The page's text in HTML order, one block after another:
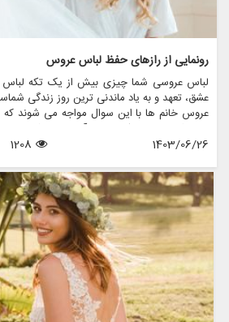
رونمایی از رازهای حفظ لباس عروس
لباس عروسی شما چیزی بیش از یک تکه لباس
عشق، تعهد و به یاد ماندنی ترین روز زندگی
عروس خانم ها با این سوال مواجه می شوند که
حالی که برخی ممکن است آن را بفروشند یا
می دهند آن را برای نسل های آینده یا به
کنیم که لباس شما به زیبایی روزی که آن را
همچنین نشان خواهیم داد که چگونه فروشگاه
توانند به عروس ها در همه چیز از اجاره تا
1403/06/26
1208